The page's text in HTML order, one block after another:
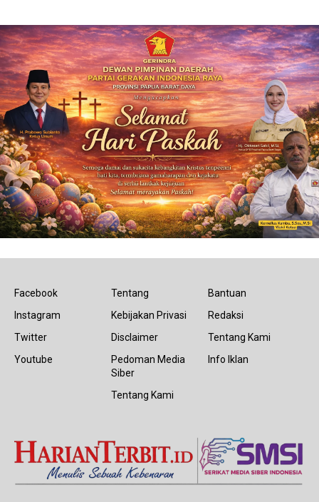
Facebook
Instagram
Twitter
Youtube
Tentang
Kebijakan Privasi
Disclaimer
Pedoman Media
Siber
Tentang Kami
Bantuan
Redaksi
Tentang Kami
Info Iklan